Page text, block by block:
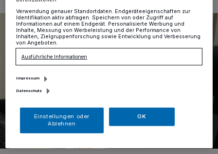
Verwendung genauer Standortdaten. Endgeräteeigenschaften zur
Identifikation aktiv abfragen. Speichern von oder Zugriff auf
Informationen auf einem Endgerät. Personalisierte Werbung und
Inhalte, Messung von Werbeleistung und der Performance von
Inhalten, Zielgruppenforschung sowie Entwicklung und Verbesserung
von Angeboten.
Ausführliche Informationen
Impressum
Datenschutz
Einstellungen oder
Ablehnen
OK